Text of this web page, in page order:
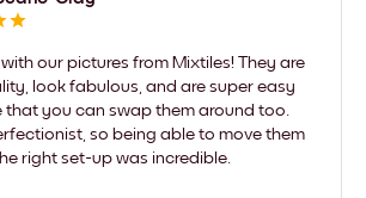
with our pictures from Mixtiles! They are
look fabulous, and are super easy
that you can swap them around too.
so being able to move them
right set-up was incredible.